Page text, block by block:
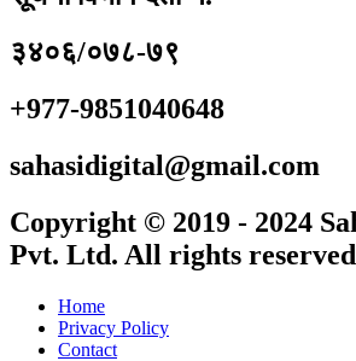
३४०६/०७८-७९
+977-9851040648
sahasidigital@gmail.com
Copyright © 2019 - 2024
Pvt. Ltd. All rights
Home
Privacy Policy
Contact